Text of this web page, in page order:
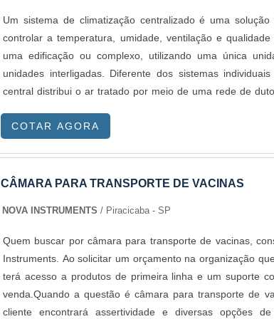
Um sistema de climatização centralizado é uma
controlar a temperatura, umidade, ventilação e
uma edificação ou complexo, utilizando uma única
unidades interligadas. Diferente dos sistemas
central distribui o ar tratado por meio de uma rede de
COTAR AGORA
CÂMARA PARA TRANSPORTE DE VACINAS
NOVA INSTRUMENTS / Piracicaba - SP
Quem buscar por câmara para transporte de vacinas,
Instruments. Ao solicitar um orçamento na organização
terá acesso a produtos de primeira linha e um suporte
venda.Quando a questão é câmara para transporte de
cliente encontrará assertividade e diversas opções de